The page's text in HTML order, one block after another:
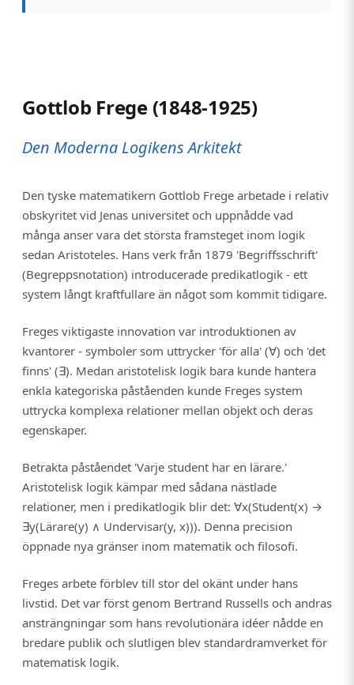
Gottlob Frege (1848-1925)
Den Moderna Logikens Arkitekt
Den tyske matematikern Gottlob Frege arbetade i relativ
obskyritet vid Jenas universitet och uppnådde vad
många anser vara det största framsteget inom logik
sedan Aristoteles. Hans verk från 1879 'Begriffsschrift'
(Begreppsnotation) introducerade predikatlogik - ett
system långt kraftfullare än något som kommit tidigare.
Freges viktigaste innovation var introduktionen av
kvantorer - symboler som uttrycker 'för alla' (∀) och 'det
finns' (∃). Medan aristotelisk logik bara kunde hantera
enkla kategoriska påståenden kunde Freges system
uttrycka komplexa relationer mellan objekt och deras
egenskaper.
Betrakta påståendet 'Varje student har en lärare.'
Aristotelisk logik kämpar med sådana nästlade
relationer, men i predikatlogik blir det: ∀x(Student(x) →
∃y(Lärare(y) ∧ Undervisar(y, x))). Denna precision
öppnade nya gränser inom matematik och filosofi.
Freges arbete förblev till stor del okänt under hans
livstid. Det var först genom Bertrand Russells och andras
ansträngningar som hans revolutionära idéer nådde en
bredare publik och slutligen blev standardramverket för
matematisk logik.